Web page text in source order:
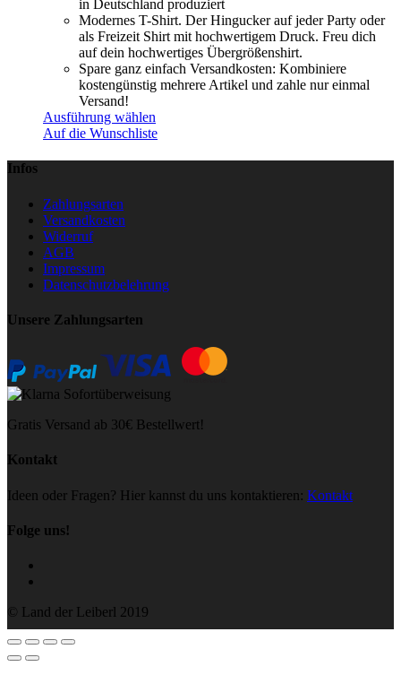
in Deutschland produziert
Modernes T-Shirt. Der Hingucker auf jeder Party oder
als Freizeit Shirt mit hochwertigem Druck. Freu dich
auf dein hochwertiges Übergrößenshirt.
Spare ganz einfach Versandkosten: Kombiniere
kostengünstig mehrere Artikel und zahle nur einmal
Versand!
Ausführung wählen
Auf die Wunschliste
Infos
Zahlungsarten
Versandkosten
Widerruf
AGB
Impressum
Datenschutzbelehrung
Unsere Zahlungsarten
Gratis Versand ab 30€ Bestellwert!
Kontakt
Ideen oder Fragen? Hier kannst du uns kontaktieren: Kontakt
Folge uns!
© Land der Leiberl 2019